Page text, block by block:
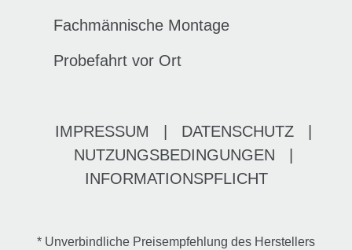
Fachmännische Montage
Probefahrt vor Ort
IMPRESSUM DATENSCHUTZ
NUTZUNGSBEDINGUNGEN
INFORMATIONSPFLICHT
* Unverbindliche Preisempfehlung des Herstellers